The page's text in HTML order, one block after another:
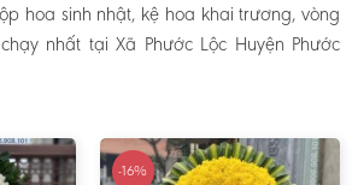
hoa sinh nhật, kệ hoa khai trương, vòng
nhất tại Xã Phước Lộc Huyện Phước
-16%